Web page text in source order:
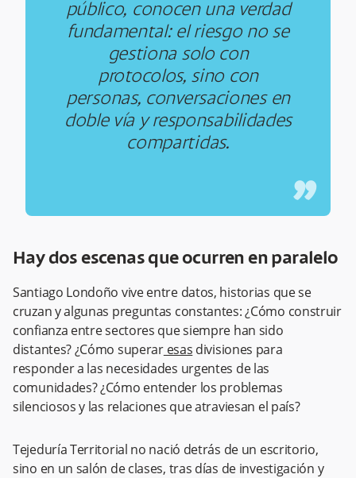
público, conocen una verdad
fundamental: el riesgo no se
gestiona solo con
protocolos, sino con
personas, conversaciones en
doble vía y responsabilidades
compartidas.
”
Hay dos escenas que ocurren en paralelo
Santiago Londoño vive entre datos, historias que se
cruzan y algunas preguntas constantes: ¿Cómo construir
confianza entre sectores que siempre han sido
distantes? ¿Cómo superaresas divisiones para
responder a las necesidades urgentes de las
comunidades? ¿Cómo entender los problemas
silenciosos y las relaciones que atraviesan el país?
Tejeduría Territorial no nació detrás de un escritorio,
sino en un salón de clases, tras días de investigación y